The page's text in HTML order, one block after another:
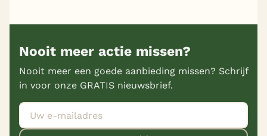
Nooit meer actie missen?
Nooit meer een goede aanbieding missen? Schrijf
in voor onze GRATIS nieuwsbrief.